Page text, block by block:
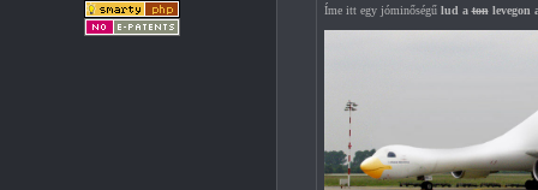
Íme itt egy jóminőségű lud atonlevegon